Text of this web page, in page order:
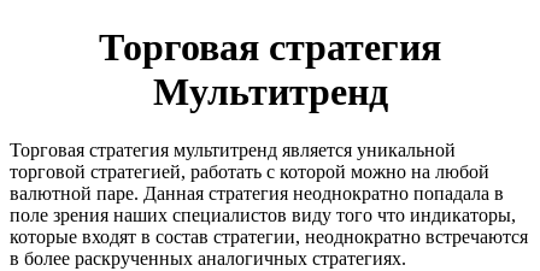
Торговая стратегия
Мультитренд
Торговая стратегия мультитренд является уникальной
торговой стратегией, работать с которой можно на любой
валютной паре. Данная стратегия неоднократно попадала в
поле зрения наших специалистов виду того что индикаторы,
которые входят в состав стратегии, неоднократно встречаются
в более раскрученных аналогичных стратегиях.